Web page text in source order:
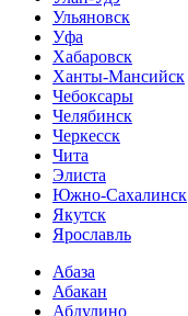
Ульяновск
Уфа
Хабаровск
Ханты-Мансийск
Чебоксары
Челябинск
Черкесск
Чита
Элиста
Южно-Сахалинск
Якутск
Ярославль
Абаза
Абакан
Абдулино